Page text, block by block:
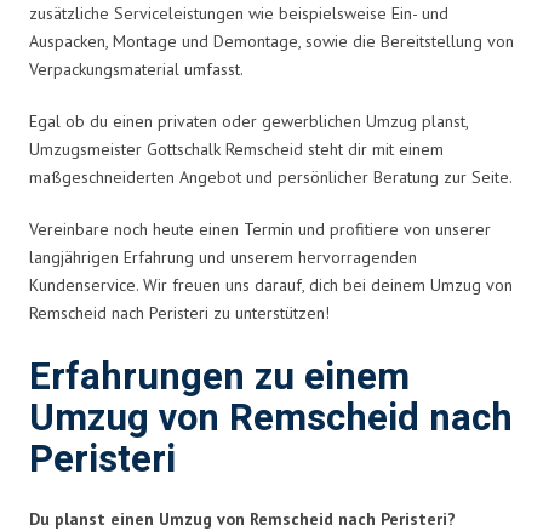
zusätzliche Serviceleistungen wie beispielsweise Ein- und
Auspacken, Montage und Demontage, sowie die Bereitstellung von
Verpackungsmaterial umfasst.
Egal ob du einen privaten oder gewerblichen Umzug planst,
Umzugsmeister Gottschalk Remscheid steht dir mit einem
maßgeschneiderten Angebot und persönlicher Beratung zur Seite.
Vereinbare noch heute einen Termin und profitiere von unserer
langjährigen Erfahrung und unserem hervorragenden
Kundenservice. Wir freuen uns darauf, dich bei deinem Umzug von
Remscheid nach Peristeri zu unterstützen!
Erfahrungen zu einem
Umzug von Remscheid nach
Peristeri
Du planst einen Umzug von Remscheid nach Peristeri?